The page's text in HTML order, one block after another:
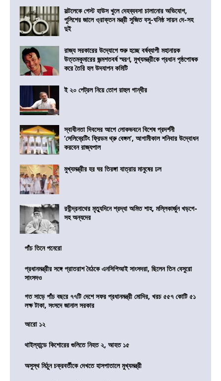
সল্টলেকে গেস্ট হাউস খুলে দেহব্যবসা চালানোর অভিযোগ,
পুলিশের জালে ও্রাক্তন মন্ত্রী সুজিত বসু-ঘনিষ্ঠ সায়ন দে-সহ
দুই
রাজ্য সরকারের উদ্যোগে শুরু হচ্ছে বর্ষব্যাপী মহানায়ক
উত্তমকুমারের জন্মশতবর্ষ স্মরণ, মুখ্যমন্ত্রীকে প্রধান পৃষ্ঠপোষক
করে তৈরি হল উদযাপন কমিটি
ই ২০ পেট্রল নিয়ে তোপ রাহুল গান্ধীর
স্বাধীনতা দিবসের আগে লোকভবনে বিশেষ প্রদর্শনী
‘সেলিব্রেটিং ফ্রিডম থ্রু বেঙ্গল’, আগামীকাল শনিবার উদ্বোধন
করবেন রাজ্যপাল
মুখ্যমন্ত্রীর হর ঘর তিরঙ্গা যাত্রায় মানুষের ঢল
রবীন্দ্রনাথের মৃত্যুদিনে শ্রদ্ধা অমিত শাহ, মল্লিকার্জুন খড়গে-
সহ অন্যদের
পাঁচ তিনে পনেরো
প্রধানমন্ত্রীর সঙ্গে প্রাতরাশ বৈঠকে এনসিপিআই সাংসদরা, ছিলেন তিন বেসুরো
সাংসদও
গত সাড়ে পাঁচ বছরে ৭৭টি দেশে সফর প্রধানমন্ত্রী মোদির, খরচ ৫৫৭ কোটি ৫১
লক্ষ টাকা, সংসদে জানাল সরকার
আরো ১২
থাইল্যান্ডে কিশোরের গুলিতে নিহত ২, আহত ১৫
অসুস্থ মিঠুন চক্রবর্তীকে দেখতে হাসপাতালে মুখ্যমন্ত্রী